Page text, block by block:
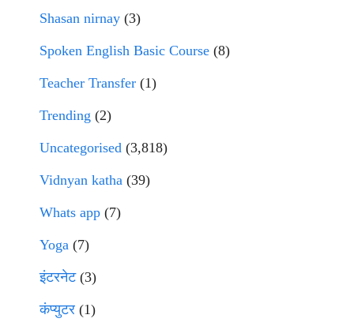
Shasan nirnay (3)
Spoken English Basic Course (8)
Teacher Transfer (1)
Trending (2)
Uncategorised (3,818)
Vidnyan katha (39)
Whats app (7)
Yoga (7)
इंटरनेट(3)
कंप्युटर (1)